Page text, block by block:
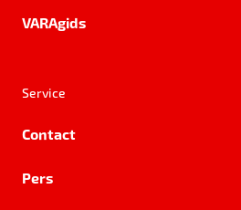
VARAgids
Service
Contact
Pers